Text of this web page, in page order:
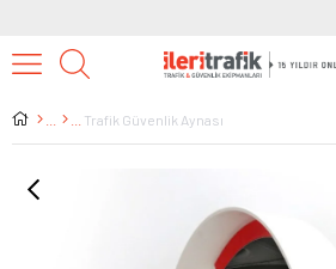
Trafik Güvenlik Aynası